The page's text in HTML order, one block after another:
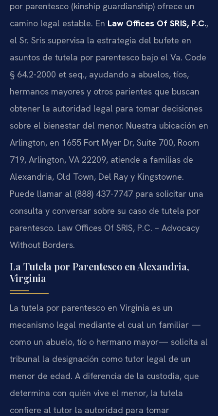
por parentesco (kinship guardianship) ofrece un
camino legal estable. En Law Offices Of SRIS, P.C.,
el Sr. Sris supervisa la estrategia del bufete en
asuntos de tutela por parentesco bajo el Va. Code
§ 64.2-2000 et seq., ayudando a abuelos, tíos,
hermanos mayores y otros parientes que buscan
obtener la autoridad legal para tomar decisiones
sobre el bienestar del menor. Nuestra ubicación en
Arlington, en 1655 Fort Myer Dr, Suite 700, Room
719, Arlington, VA 22209, atiende a familias de
Alexandria, Old Town, Del Ray y Kingstowne.
Puede llamar al (888) 437-7747 para solicitar una
consulta y conversar sobre su caso de tutela por
parentesco. Law Offices Of SRIS, P.C. – Advocacy
Without Borders.
La Tutela por Parentesco en Alexandria,
Virginia
La tutela por parentesco en Virginia es un
mecanismo legal mediante el cual un familiar —
como un abuelo, tío o hermano mayor— solicita al
tribunal la designación como tutor legal de un
menor de edad. A diferencia de la custodia, que
determina con quién vive el menor, la tutela
confiere al tutor la autoridad para tomar